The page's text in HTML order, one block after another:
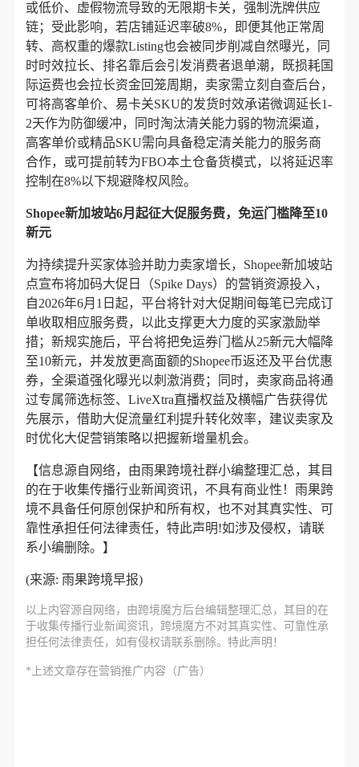
或低价、虚假物流导致的无限期卡关，强制洗牌供应
链；受此影响，若店铺延迟率破8%，即便其他正常周
转、高权重的爆款Listing也会被同步削减自然曝光，同
时时效拉长、排名靠后会引发消费者退单潮，既损耗国
际运费也会拉长资金回笼周期，卖家需立刻自查后台，
可将高客单价、易卡关SKU的发货时效承诺微调延长1-
2天作为防御缓冲，同时淘汰清关能力弱的物流渠道，
高客单价或精品SKU需向具备稳定清关能力的服务商
合作，或可提前转为FBO本土仓备货模式，以将延迟率
控制在8%以下规避降权风险。
Shopee新加坡站6月起征大促服务费，免运门槛降至10
新元
为持续提升买家体验并助力卖家增长，Shopee新加坡站
点宣布将加码大促日（Spike Days）的营销资源投入，
自2026年6月1日起，平台将针对大促期间每笔已完成订
单收取相应服务费，以此支撑更大力度的买家激励举
措；新规实施后，平台将把免运券门槛从25新元大幅降
至10新元，并发放更高面额的Shopee币返还及平台优惠
券，全渠道强化曝光以刺激消费；同时，卖家商品将通
过专属筛选标签、LiveXtra直播权益及横幅广告获得优
先展示，借助大促流量红利提升转化效率，建议卖家及
时优化大促营销策略以把握新增量机会。
【信息源自网络，由雨果跨境社群小编整理汇总，其目
的在于收集传播行业新闻资讯，不具有商业性！雨果跨
境不具备任何原创保护和所有权，也不对其真实性、可
靠性承担任何法律责任，特此声明!如涉及侵权，请联
系小编删除。】
(来源: 雨果跨境早报)
以上内容源自网络，由跨境魔方后台编辑整理汇总，其目的在
于收集传播行业新闻资讯，跨境魔方不对其真实性、可靠性承
担任何法律责任，如有侵权请联系删除。特此声明！
*上述文章存在营销推广内容（广告）